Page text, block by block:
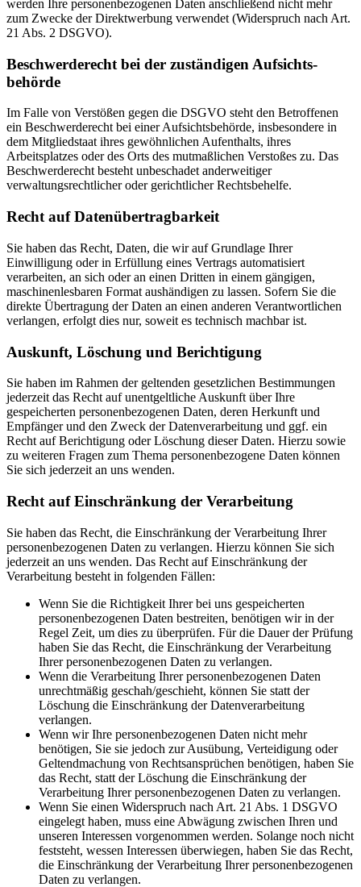
werden Ihre personenbezogenen Daten anschließend nicht mehr
zum Zwecke der Direktwerbung verwendet (Widerspruch nach Art.
21 Abs. 2 DSGVO).
Beschwerde­recht bei der zuständigen Aufsichts­
behörde
Im Falle von Verstößen gegen die DSGVO steht den Betroffenen
ein Beschwerderecht bei einer Aufsichtsbehörde, insbesondere in
dem Mitgliedstaat ihres gewöhnlichen Aufenthalts, ihres
Arbeitsplatzes oder des Orts des mutmaßlichen Verstoßes zu. Das
Beschwerderecht besteht unbeschadet anderweitiger
verwaltungsrechtlicher oder gerichtlicher Rechtsbehelfe.
Recht auf Daten­übertrag­barkeit
Sie haben das Recht, Daten, die wir auf Grundlage Ihrer
Einwilligung oder in Erfüllung eines Vertrags automatisiert
verarbeiten, an sich oder an einen Dritten in einem gängigen,
maschinenlesbaren Format aushändigen zu lassen. Sofern Sie die
direkte Übertragung der Daten an einen anderen Verantwortlichen
verlangen, erfolgt dies nur, soweit es technisch machbar ist.
Auskunft, Löschung und Berichtigung
Sie haben im Rahmen der geltenden gesetzlichen Bestimmungen
jederzeit das Recht auf unentgeltliche Auskunft über Ihre
gespeicherten personenbezogenen Daten, deren Herkunft und
Empfänger und den Zweck der Datenverarbeitung und ggf. ein
Recht auf Berichtigung oder Löschung dieser Daten. Hierzu sowie
zu weiteren Fragen zum Thema personenbezogene Daten können
Sie sich jederzeit an uns wenden.
Recht auf Einschränkung der Verarbeitung
Sie haben das Recht, die Einschränkung der Verarbeitung Ihrer
personenbezogenen Daten zu verlangen. Hierzu können Sie sich
jederzeit an uns wenden. Das Recht auf Einschränkung der
Verarbeitung besteht in folgenden Fällen:
Wenn Sie die Richtigkeit Ihrer bei uns gespeicherten
personenbezogenen Daten bestreiten, benötigen wir in der
Regel Zeit, um dies zu überprüfen. Für die Dauer der Prüfung
haben Sie das Recht, die Einschränkung der Verarbeitung
Ihrer personenbezogenen Daten zu verlangen.
Wenn die Verarbeitung Ihrer personenbezogenen Daten
unrechtmäßig geschah/geschieht, können Sie statt der
Löschung die Einschränkung der Datenverarbeitung
verlangen.
Wenn wir Ihre personenbezogenen Daten nicht mehr
benötigen, Sie sie jedoch zur Ausübung, Verteidigung oder
Geltendmachung von Rechtsansprüchen benötigen, haben Sie
das Recht, statt der Löschung die Einschränkung der
Verarbeitung Ihrer personenbezogenen Daten zu verlangen.
Wenn Sie einen Widerspruch nach Art. 21 Abs. 1 DSGVO
eingelegt haben, muss eine Abwägung zwischen Ihren und
unseren Interessen vorgenommen werden. Solange noch nicht
feststeht, wessen Interessen überwiegen, haben Sie das Recht,
die Einschränkung der Verarbeitung Ihrer personenbezogenen
Daten zu verlangen.